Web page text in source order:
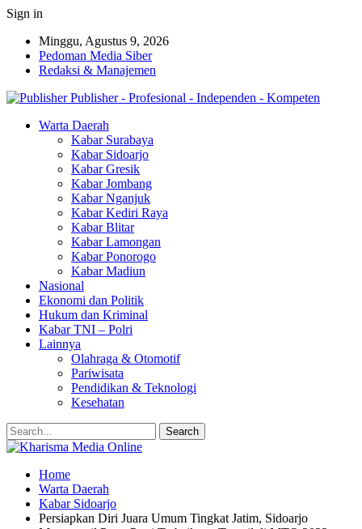
Sign in
Minggu, Agustus 9, 2026
Pedoman Media Siber
Redaksi & Manajemen
Publisher - Profesional - Independen - Kompeten
Warta Daerah
Kabar Surabaya
Kabar Sidoarjo
Kabar Gresik
Kabar Jombang
Kabar Nganjuk
Kabar Kediri Raya
Kabar Blitar
Kabar Lamongan
Kabar Ponorogo
Kabar Madiun
Nasional
Ekonomi dan Politik
Hukum dan Kriminal
Kabar TNI – Polri
Lainnya
Olahraga & Otomotif
Pariwisata
Pendidikan & Teknologi
Kesehatan
Home
Warta Daerah
Kabar Sidoarjo
Persiapkan Diri Juara Umum Tingkat Jatim, Sidoarjo